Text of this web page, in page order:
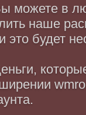
можете в
наше
это будет